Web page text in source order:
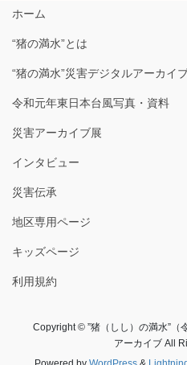
ホーム
“猪の満水”とは
“猪の満水”災害デジタルアーカイ
令和元年東日本台風写真・資料
災害アーカイブ展
インタビュー
災害伝承
地区専用ページ
キッズページ
利用規約
Copyright © ”猪（しし）の満水”（
アーカイブ All